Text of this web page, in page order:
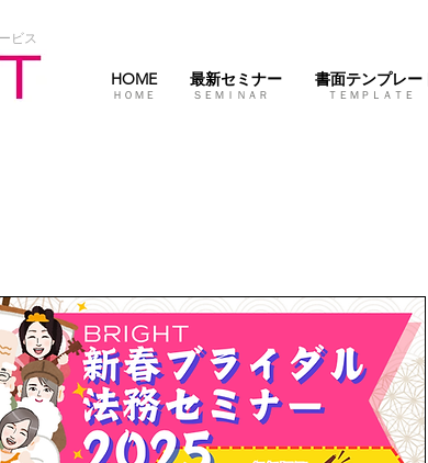
ビス
HOME 最新セミナー 書面テンプレー
ＨＯＭＥ ＳＥＭＩＮＡＲ ＴＥＭＰＬＡ